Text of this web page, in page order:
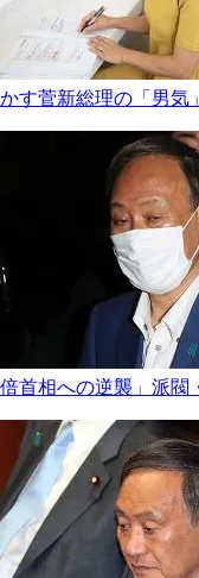
かす菅新総理の「男気
倍首相への逆襲」派